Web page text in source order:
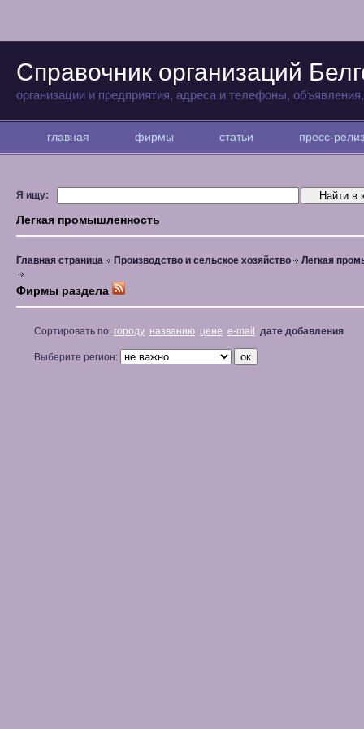
Справочник организаций
организации и предприятия, адреса и телефоны,
главная фирмы статьи пресс-
Я ищу:
Легкая промышленность
Главная страница Производство и сельское хозяйство Легкая
Фирмы раздела
Сортировать по: городу названию цене e-mail дате добавления
Выберите регион: